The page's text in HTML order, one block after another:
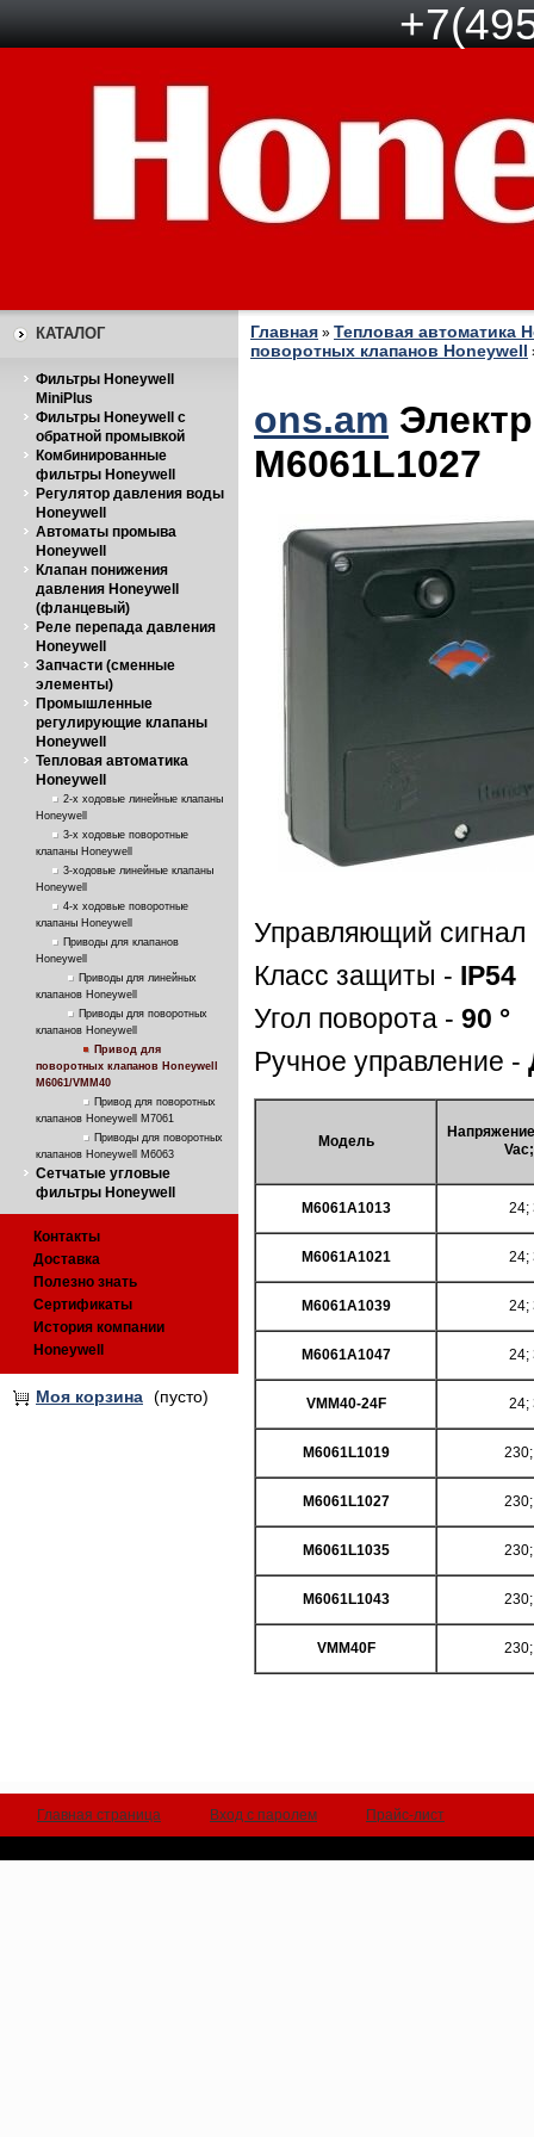
КАТАЛОГ
Фильтры Honeywell
MiniPlus
Фильтры Honeywell с
обратной промывкой
Комбинированные
фильтры Honeywell
Регулятор давления воды
Honeywell
Автоматы промыва
Honeywell
Клапан понижения
давления Honeywell
(фланцевый)
Реле перепада давления
Honeywell
Запчасти (сменные
элементы)
Промышленные
регулирующие клапаны
Honeywell
Тепловая автоматика
Honeywell
2-х ходовые линейные клапаны
Honeywell
3-х ходовые поворотные
клапаны Honeywell
3-ходовые линейные клапаны
Honeywell
4-х ходовые поворотные
клапаны Honeywell
Приводы для клапанов
Honeywell
Приводы для линейных
клапанов Honeywell
Приводы для поворотных
клапанов Honeywell
Привод для
поворотных клапанов Honeywell
M6061/VMM40
Привод для поворотных
клапанов Honeywell M7061
Приводы для поворотных
клапанов Honeywell M6063
Сетчатые угловые
фильтры Honeywell
Контакты
Доставка
Полезно знать
Сертификаты
История компании
Honeywell
Моя корзина (пусто)
Главная » Тепловая автоматика
поворотных клапанов Honeywell
ons.am
M6061L1027
Управляющий
Класс защиты - IP54
Угол поворота - 90 °
Ручное управление -
Модель
M6061A1013 24;
M6061A1021 24;
M6061A1039 24;
M6061A1047 24;
VMM40-24F 24;
M6061L1019
M6061L1027
M6061L1035
M6061L1043
VMM40F
Главная страница Вход с паролем Прайс-лист